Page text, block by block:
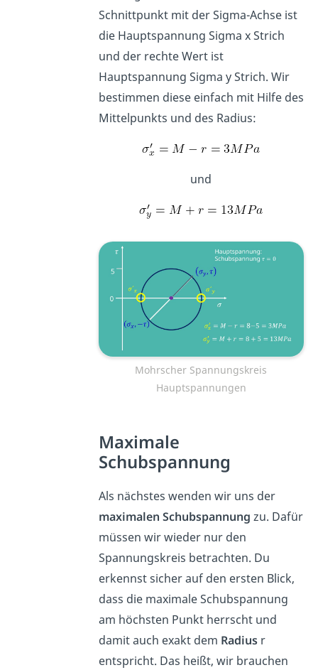
Schnittpunkt mit der Sigma-Achse ist
die Hauptspannung Sigma x Strich
und der rechte Wert ist
Hauptspannung Sigma y Strich. Wir
bestimmen diese einfach mit Hilfe des
Mittelpunkts und des Radius:
und
Mohrscher Spannungskreis
Hauptspannungen
Maximale
Schubspannung
Als nächstes wenden wir uns der
maximalen Schubspannung zu. Dafür
müssen wir wieder nur den
Spannungskreis betrachten. Du
erkennst sicher auf den ersten Blick,
dass die maximale Schubspannung
am höchsten Punkt herrscht und
damit auch exakt dem Radiusr
entspricht. Das heißt, wir brauchen